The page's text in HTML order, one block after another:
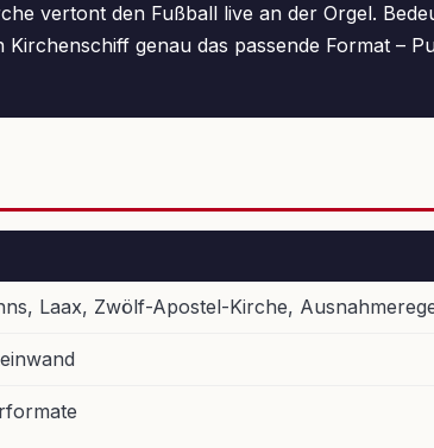
vertont den Fußball live an der Orgel.
genau das passende Format –
Laax, Zwölf-Apostel-Kirche,